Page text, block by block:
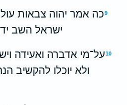
9כה אמר יהוה צבאות
ישראל השב
10על־מי אדברה ואעידה
ולא יוכלו להקשיב